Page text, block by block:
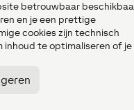
betrouwbaar
en je een prettige
cookies zijn technisch
inhoud te optimaliseren of je
geautomatiseerd
visualisatie
een Loxone
Home en zijn
Roel Manders –